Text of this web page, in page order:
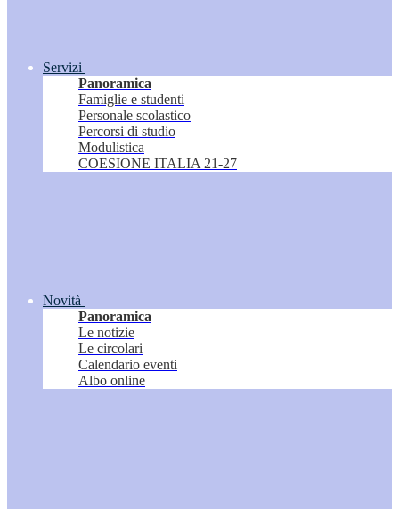
Servizi
Panoramica
Famiglie e studenti
Personale scolastico
Percorsi di studio
Modulistica
COESIONE ITALIA 21-27
Novità
Panoramica
Le notizie
Le circolari
Calendario eventi
Albo online